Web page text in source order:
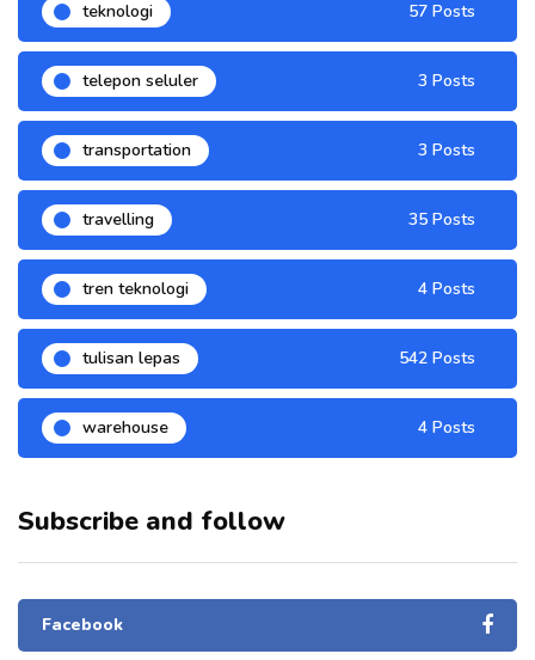
teknologi 57 Posts
telepon seluler 3 Posts
transportation 3 Posts
travelling 35 Posts
tren teknologi 4 Posts
tulisan lepas 542 Posts
warehouse 4 Posts
Subscribe and follow
Facebook